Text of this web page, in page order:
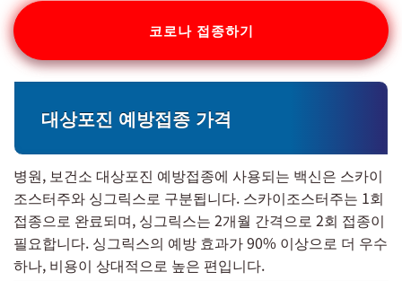
코로나 접종하기
대상포진 예방접종 가격
병원, 보건소 대상포진 예방접종에 사용되는 백신은 스카이
조스터주와 싱그릭스로 구분됩니다. 스카이조스터주는 1회
접종으로 완료되며, 싱그릭스는 2개월 간격으로 2회 접종이
필요합니다. 싱그릭스의 예방 효과가 90% 이상으로 더 우수
하나, 비용이 상대적으로 높은 편입니다.